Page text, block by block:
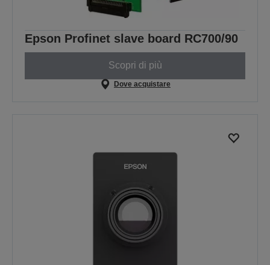
Epson Profinet slave board RC700/90
Scopri di più
Dove acquistare